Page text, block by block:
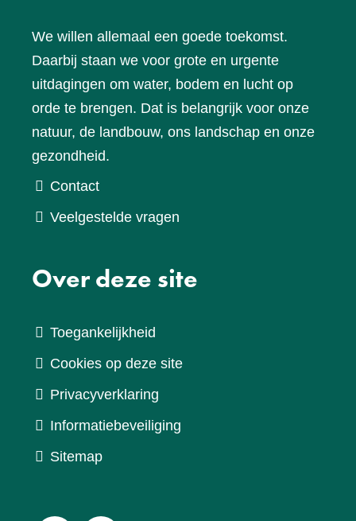
We willen allemaal een goede toekomst.
Daarbij staan we voor grote en urgente
uitdagingen om water, bodem en lucht op
orde te brengen. Dat is belangrijk voor onze
natuur, de landbouw, ons landschap en onze
gezondheid.
Contact
Veelgestelde vragen
Over deze site
Toegankelijkheid
Cookies op deze site
Privacyverklaring
Informatiebeveiliging
Sitemap